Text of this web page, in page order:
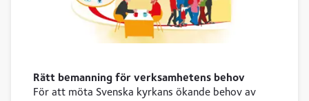
Rätt bemanning för verksamhetens behov
För att möta Svenska kyrkans ökande behov av